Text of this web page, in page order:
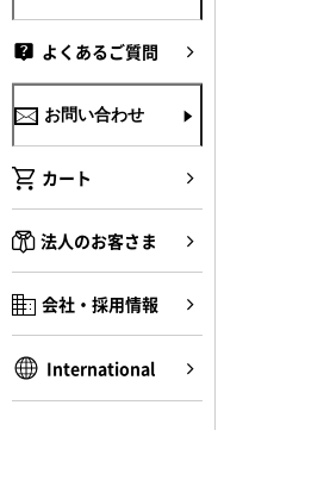
よくあるご質問
お問い合わせ
カート
法人のお客さま
会社・採用情報
International